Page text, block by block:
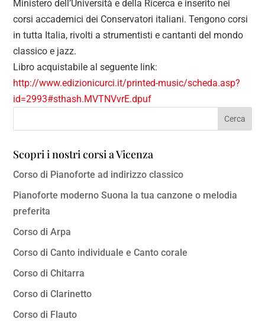
Ministero dell’Università e della Ricerca e inserito nei
corsi accademici dei Conservatori italiani. Tengono corsi
in tutta Italia, rivolti a strumentisti e cantanti del mondo
classico e jazz.
Libro acquistabile al seguente link:
http://www.edizionicurci.it/printed-music/scheda.asp?
id=2993#sthash.MVTNVvrE.dpuf
Scopri i nostri corsi a Vicenza
Corso di Pianoforte ad indirizzo classico
Pianoforte moderno Suona la tua canzone o melodia
preferita
Corso di Arpa
Corso di Canto individuale e Canto corale
Corso di Chitarra
Corso di Clarinetto
Corso di Flauto